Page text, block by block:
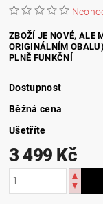
ZBOŽÍ JE NOVÉ, ALE
ORIGINÁLNÍM OBALU)
PLNĚ FUNKČNÍ
Dostupnost
Běžná cena
Ušetříte
3 499 Kč